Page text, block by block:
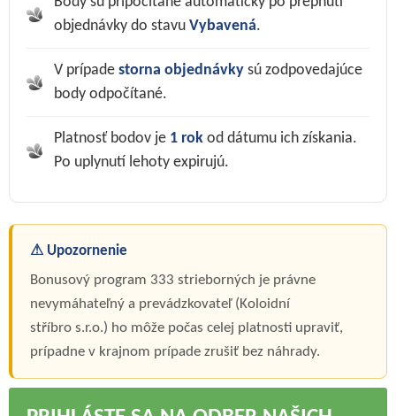
objednávky do stavu Vybavená.
V prípade storna objednávky sú zodpovedajúce
body odpočítané.
Platnosť bodov je 1 rok od dátumu ich získania.
Po uplynutí lehoty expirujú.
⚠ Upozornenie
Bonusový program 333 strieborných je právne
nevymáhateľný a prevádzkovateľ (Koloidní
stříbro s.r.o.) ho môže počas celej platnosti upraviť,
prípadne v krajnom prípade zrušiť bez náhrady.